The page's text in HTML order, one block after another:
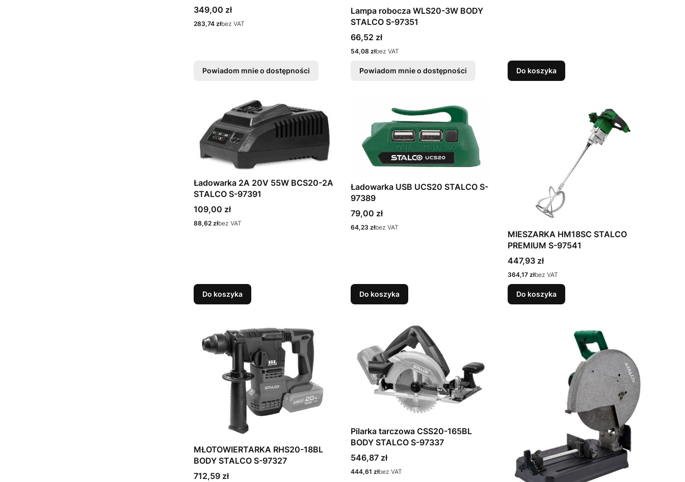
Cena
349,00 zł
Cena
283,74 złbez VAT
Powiadom mnie o dostępności
Lampa robocza WLS20-3W BODY
STALCO S-97351
Cena
66,52 zł
Cena
54,08 złbez VAT
Powiadom mnie o dostępności Do koszyka
Ładowarka 2A 20V 55W BCS20-2A
STALCO S-97391
Cena
109,00 zł
Cena
88,62 złbez VAT
Do koszyka
Ładowarka USB UCS20 STALCO S-
97389
Cena
79,00 zł
Cena
64,23 złbez VAT
Do koszyka
MIESZARKA HM18SC STALCO
PREMIUM S-97541
Cena
447,93 zł
Cena
364,17 złbez VAT
Do koszyka
MŁOTOWIERTARKA RHS20-18BL
BODY STALCO S-97327
Cena
712,59 zł
Pilarka tarczowa CSS20-165BL
BODY STALCO S-97337
Cena
546,87 zł
Cena
444,61 złbez VAT